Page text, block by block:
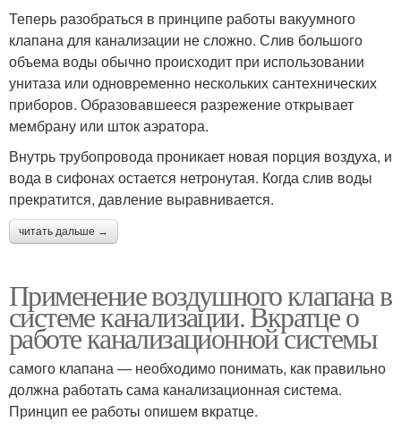
Теперь разобраться в принципе работы вакуумного
клапана для канализации не сложно. Слив большого
объема воды обычно происходит при использовании
унитаза или одновременно нескольких сантехнических
приборов. Образовавшееся разрежение открывает
мембрану или шток аэратора.
Внутрь трубопровода проникает новая порция воздуха, и
вода в сифонах остается нетронутая. Когда слив воды
прекратится, давление выравнивается.
читать дальше →
Применение воздушного клапана в
системе канализации. Вкратце о
работе канализационной системы
самого клапана — необходимо понимать, как правильно
должна работать сама канализационная система.
Принцип ее работы опишем вкратце.